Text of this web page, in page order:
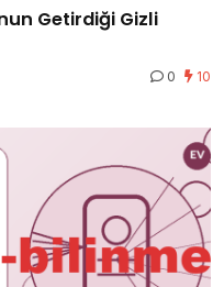
Getirdiği Gizli
0 10